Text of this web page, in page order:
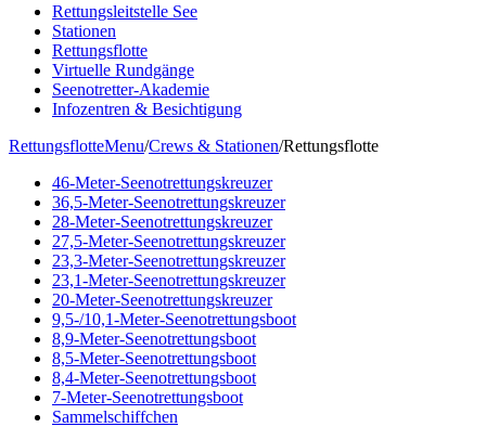
Rettungsleitstelle See
Stationen
Rettungsflotte
Virtuelle Rundgänge
Seenotretter-Akademie
Infozentren & Besichtigung
RettungsflotteMenu/Crews & Stationen/Rettungsflotte
46-Meter-Seenotrettungskreuzer
36,5-Meter-Seenotrettungskreuzer
28-Meter-Seenotrettungskreuzer
27,5-Meter-Seenotrettungskreuzer
23,3-Meter-Seenotrettungskreuzer
23,1-Meter-Seenotrettungskreuzer
20-Meter-Seenotrettungskreuzer
9,5-/10,1-Meter-Seenotrettungsboot
8,9-Meter-Seenotrettungsboot
8,5-Meter-Seenotrettungsboot
8,4-Meter-Seenotrettungsboot
7-Meter-Seenotrettungsboot
Sammelschiffchen